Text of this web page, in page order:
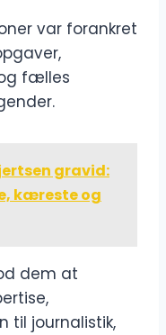
var forankret
fælles
gravid:
kæreste og
dem at
til journalistik,